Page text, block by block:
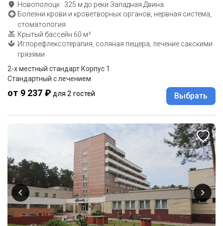
Новополоцк · 325 м до реки Западная Двина
Болезни крови и кроветворных органов, нервная система,
стоматология
Крытый бассейн 60 м²
Иглорефлексотерапия, соляная пещера, лечение сакскими
грязями
2-x местный стандарт Корпус 1
Стандартный с лечением
от 9 237 ₽ для 2 гостей Выбрать